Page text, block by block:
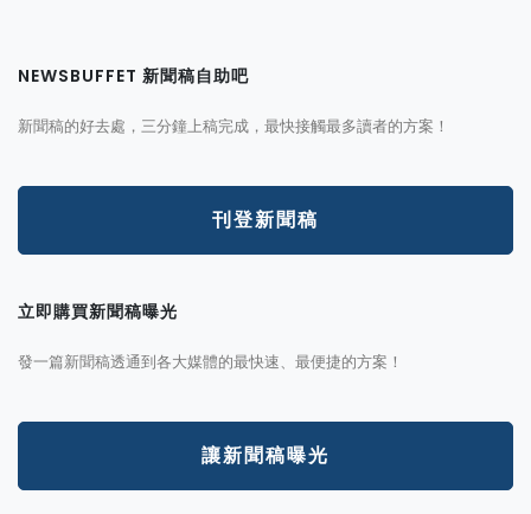
NEWSBUFFET 新聞稿自助吧
新聞稿的好去處，三分鐘上稿完成，最快接觸最多讀者的方案！
刊登新聞稿
立即購買新聞稿曝光
發一篇新聞稿透通到各大媒體的最快速、最便捷的方案！
讓新聞稿曝光